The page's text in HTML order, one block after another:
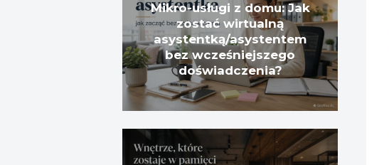
Mikro-usługi z domu: Jak
zostać wirtualną
asystentką/asystentem
bez wcześniejszego
doświadczenia?